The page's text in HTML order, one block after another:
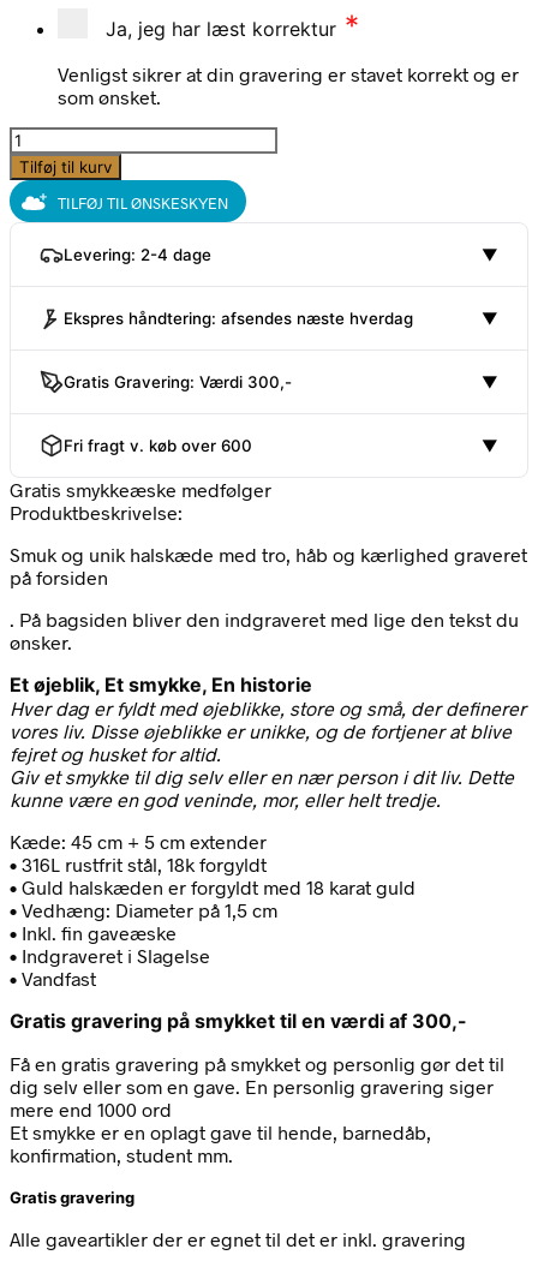
Ja, jeg har læst korrektur *
Venligst sikrer at din gravering er stavet korrekt og er
som ønsket.
Tro,
håb
og
krælighed
halskæde,
forgyldt,
kæde
|
Tilføj til kurv
TILFØJ TIL ØNSKESKYEN
Levering: 2-4 dage ▼
Ekspres håndtering: afsendes næste hverdag ▼
Gratis Gravering: Værdi 300,- ▼
Fri fragt v. køb over 600 ▼
Gratis smykkeæske medfølger
Produktbeskrivelse:
Smuk og unik halskæde med tro, håb og kærlighed graveret
på forsiden
. På bagsiden bliver den indgraveret med lige den tekst du
ønsker.
Et øjeblik, Et smykke, En historie
Hver dag er fyldt med øjeblikke, store og små, der definerer
vores liv. Disse øjeblikke er unikke, og de fortjener at blive
fejret og husket for altid.
Giv et smykke til dig selv eller en nær person i dit liv. Dette
kunne være en god veninde, mor, eller helt tredje.
Kæde: 45 cm + 5 cm extender
• 316L rustfrit stål, 18k forgyldt
• Guld halskæden er forgyldt med 18 karat guld
• Vedhæng: Diameter på 1,5 cm
• Inkl. fin gaveæske
• Indgraveret i Slagelse
• Vandfast
Gratis gravering på smykket til en værdi af 300,-
Få en gratis gravering på smykket og personlig gør det til
dig selv eller som en gave. En personlig gravering siger
mere end 1000 ord
Et smykke er en oplagt gave til hende, barnedåb,
konfirmation, student mm.
Gratis gravering
Alle gaveartikler der er egnet til det er inkl. gravering